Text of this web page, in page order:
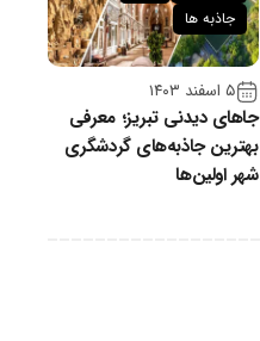
۵ اسفند ۱۴۰۳
جاهای دیدنی تبریز؛ معرفی
بهترین جاذبه‌های گردشگری
شهر اولین‌ها
جاذبه ها